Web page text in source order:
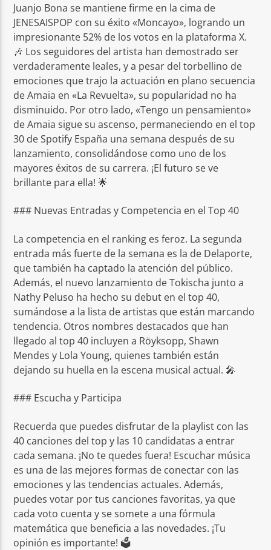
Juanjo Bona se mantiene firme en la cima de
JENESAISPOP con su éxito «Moncayo», logrando un
impresionante 52% de los votos en la plataforma X.
🎶 Los seguidores del artista han demostrado ser
verdaderamente leales, y a pesar del torbellino de
emociones que trajo la actuación en plano secuencia
de Amaia en «La Revuelta», su popularidad no ha
disminuido. Por otro lado, «Tengo un pensamiento»
de Amaia sigue su ascenso, permaneciendo en el top
30 de Spotify España una semana después de su
lanzamiento, consolidándose como uno de los
mayores éxitos de su carrera. ¡El futuro se ve
brillante para ella! 🌟
### Nuevas Entradas y Competencia en el Top 40
La competencia en el ranking es feroz. La segunda
entrada más fuerte de la semana es la de Delaporte,
que también ha captado la atención del público.
Además, el nuevo lanzamiento de Tokischa junto a
Nathy Peluso ha hecho su debut en el top 40,
sumándose a la lista de artistas que están marcando
tendencia. Otros nombres destacados que han
llegado al top 40 incluyen a Röyksopp, Shawn
Mendes y Lola Young, quienes también están
dejando su huella en la escena musical actual. 🎤
### Escucha y Participa
Recuerda que puedes disfrutar de la playlist con las
40 canciones del top y las 10 candidatas a entrar
cada semana. ¡No te quedes fuera! Escuchar música
es una de las mejores formas de conectar con las
emociones y las tendencias actuales. Además,
puedes votar por tus canciones favoritas, ya que
cada voto cuenta y se somete a una fórmula
matemática que beneficia a las novedades. ¡Tu
opinión es importante! 🗳️